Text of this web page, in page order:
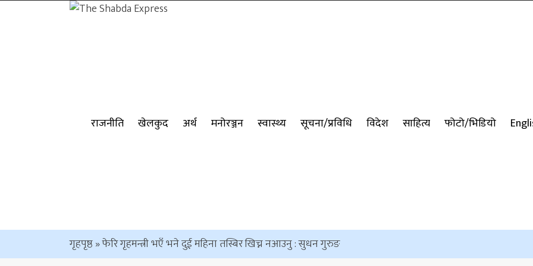
राजनीति खेलकुद अर्थ मनोरञ्जन स्वास्थ्य सूचना/प्रविधि विदेश साहित्य फोटो/भिडियो
गृहपृष्ठ»फेरि गृहमन्त्री भएँ भने दुई महिना तस्बिर खिच्न नआउनु : सुधन गुरुङ